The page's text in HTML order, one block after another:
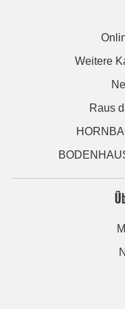
Weitere
Raus